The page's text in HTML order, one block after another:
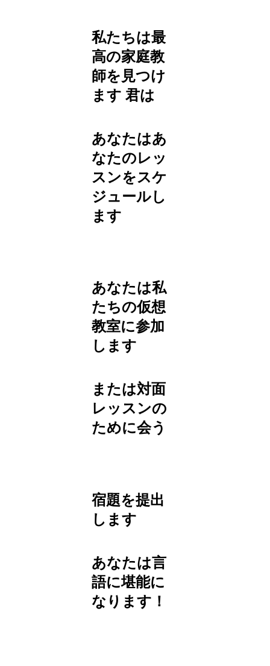
私たちは最
高の家庭教
師を見つけ
ます 君は
あなたはあ
なたのレッ
スンをスケ
ジュールし
ます
あなたは私
たちの仮想
教室に参加
します
または対面
レッスンの
ために会う
宿題を提出
します
あなたは言
語に堪能に
なります！